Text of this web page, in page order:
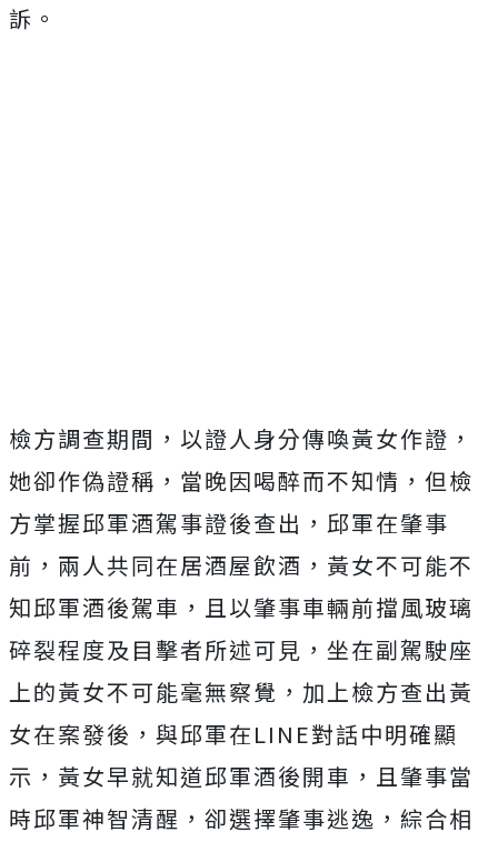
訴。
檢方調查期間，以證人身分傳喚黃女作證，
她卻作偽證稱，當晚因喝醉而不知情，但檢
方掌握邱軍酒駕事證後查出，邱軍在肇事
前，兩人共同在居酒屋飲酒，黃女不可能不
知邱軍酒後駕車，且以肇事車輛前擋風玻璃
碎裂程度及目擊者所述可見，坐在副駕駛座
上的黃女不可能毫無察覺，加上檢方查出黃
女在案發後，與邱軍在LINE對話中明確顯
示，黃女早就知道邱軍酒後開車，且肇事當
時邱軍神智清醒，卻選擇肇事逃逸，綜合相